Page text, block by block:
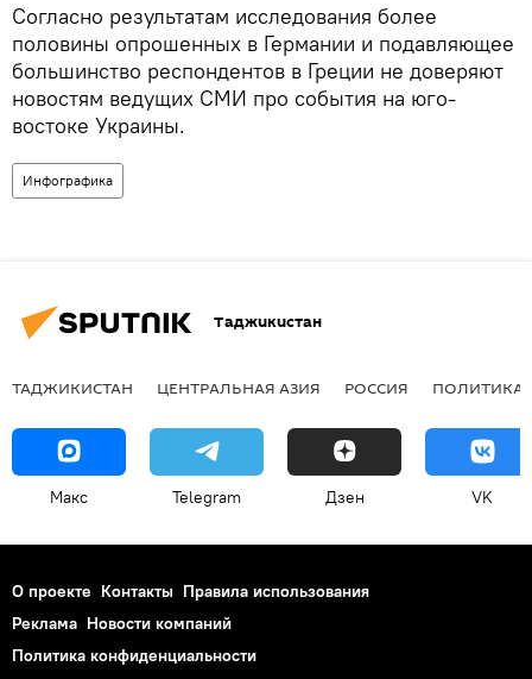
Согласно результатам исследования более
половины опрошенных в Германии и подавляющее
большинство респондентов в Греции не доверяют
новостям ведущих СМИ про события на юго-
востоке Украины.
Инфографика
Таджикистан
ТАДЖИКИСТАН ЦЕНТРАЛЬНАЯ АЗИЯ РОССИЯ ПОЛИТИКА
Макс Telegram Дзен VK
О проекте Контакты Правила использования
Реклама Новости компаний
Политика конфиденциальности